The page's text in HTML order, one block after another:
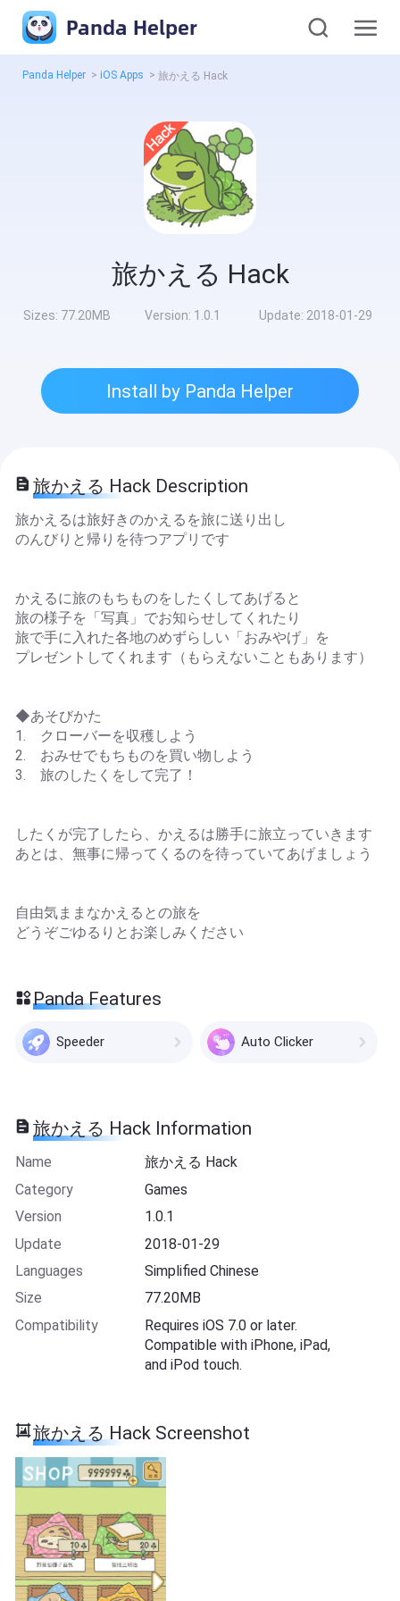
Panda Helper
Panda Helper > iOS Apps > 旅かえる Hack
旅かえる Hack
Sizes: 77.20MB Version: 1.0.1 Update: 2018-01-29
Install by Panda Helper
旅かえる Hack Description
旅かえるは旅好きのかえるを旅に送り出し
のんびりと帰りを待つアプリです
かえるに旅のもちものをしたくしてあげると
旅の様子を「写真」でお知らせしてくれたり
旅で手に入れた各地のめずらしい「おみやげ」を
プレゼントしてくれます（もらえないこともあります）
◆あそびかた
1. クローバーを収穫しよう
2. おみせでもちものを買い物しよう
3. 旅のしたくをして完了！
したくが完了したら、かえるは勝手に旅立っていきます
あとは、無事に帰ってくるのを待っていてあげましょう
自由気ままなかえるとの旅を
どうぞごゆるりとお楽しみください
Panda Features
Speeder Auto Clicker
旅かえる Hack Information
Name
旅かえる Hack
Category
Games
Version
1.0.1
Update
2018-01-29
Languages
Simplified Chinese
Size
77.20MB
Compatibility
Requires iOS 7.0 or later.
Compatible with iPhone, iPad,
and iPod touch.
旅かえる Hack Screenshot